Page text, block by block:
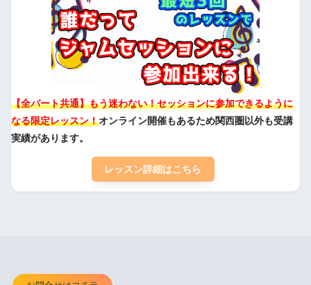
【全パート共通】もう迷わない！セッションに参加できるように
なる限定レッスン！オンライン開催もあるため関西圏以外も受講
実績があります。
レッスン詳細はこちら